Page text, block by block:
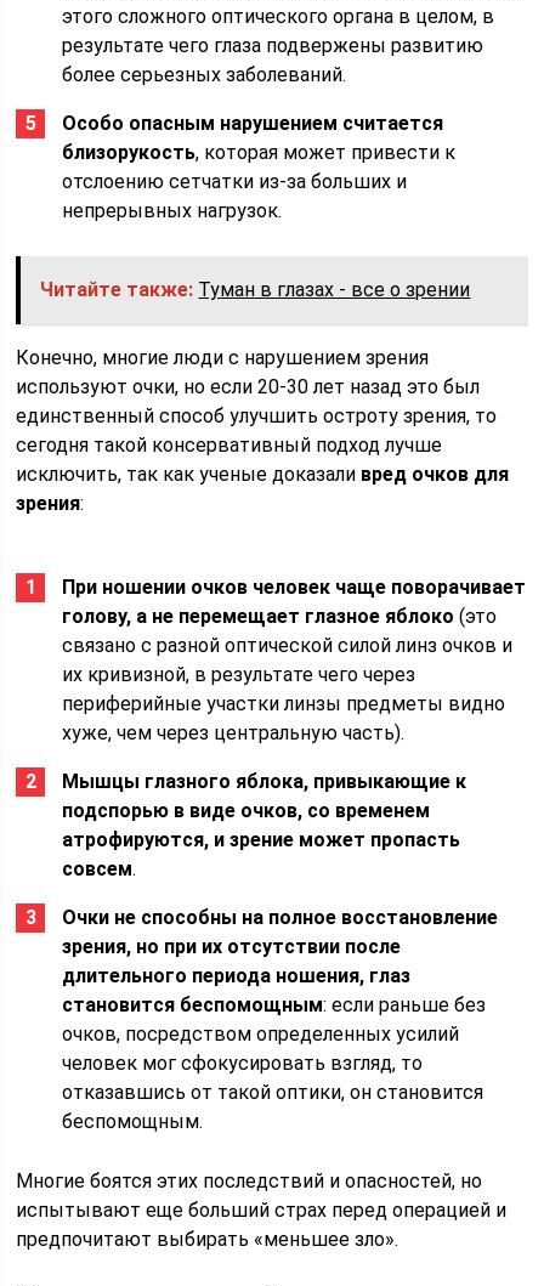
этого сложного оптического органа в целом, в
результате чего глаза подвержены развитию
более серьезных заболеваний.
Особо опасным нарушением считается
близорукость, которая может привести к
отслоению сетчатки из-за больших и
непрерывных нагрузок.
Читайте также: Туман в глазах - все о зрении
Конечно, многие люди с нарушением зрения
используют очки, но если 20-30 лет назад это был
единственный способ улучшить остроту зрения, то
сегодня такой консервативный подход лучше
исключить, так как ученые доказали вред очков для
зрения:
При ношении очков человек чаще поворачивает
голову, а не перемещает глазное яблоко (это
связано с разной оптической силой линз очков и
их кривизной, в результате чего через
периферийные участки линзы предметы видно
хуже, чем через центральную часть).
Мышцы глазного яблока, привыкающие к
подспорью в виде очков, со временем
атрофируются, и зрение может пропасть
совсем.
Очки не способны на полное восстановление
зрения, но при их отсутствии после
длительного периода ношения, глаз
становится беспомощным: если раньше без
очков, посредством определенных усилий
человек мог сфокусировать взгляд, то
отказавшись от такой оптики, он становится
беспомощным.
Многие боятся этих последствий и опасностей, но
испытывают еще больший страх перед операцией и
предпочитают выбирать «меньшее зло».